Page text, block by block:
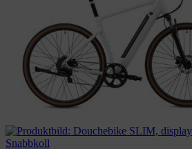
Snabbkoll